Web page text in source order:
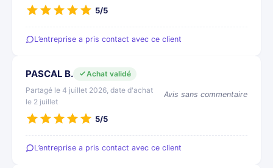
5/5
L’entreprise a pris contact avec ce client
PASCAL B.
Achat validé
Partagé le 4 juillet 2026, date d'achat
le 2 juillet
Avis sans commentaire
5/5
L’entreprise a pris contact avec ce client